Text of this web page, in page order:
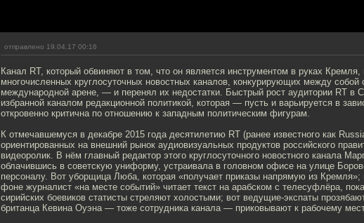
отправлено 19.04.17 00:16
Канал RT, который обвиняют в том, что он является инструментом в руках
многочисленных круглосуточных новостных каналов, конкурирующих между собой
международной арене, — и перенял их недостатки. Быстрый рост аудитории RT в
избранной каналом редакционной политикой, которая — пусть и варьируется в
откровенно критична по отношению к западным политическим фигурам.
К отмечавшемуся в декабре 2015 года десятилетию RT (ранее известного как
ориентированных на внешний рынок аудиовизуальных продуктов российского
видеоролик. В нём главный редактор этого круглосуточного новостного канала
облачившись в советскую униформу, устраивала в головном офисе на улице
персоналу. Вот уборщица Люба, которая «получает приказы напрямую из Кремля»;
фоне журналист «на месте событий» читает текст на арабском с телесуфлёра,
сирийских боевиков статисты стреляют холостыми; вот ведущие-экспаты
британца Кевина Оуэна — тоже сотрудника канала — приковывают к рабочему